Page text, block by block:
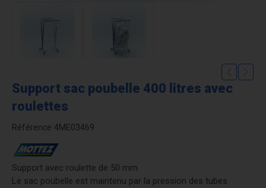
Support sac poubelle 400 litres avec
roulettes
Référence 4ME03469
Support avec roulette de 50 mm
Le sac poubelle est maintenu par la pression des tubes